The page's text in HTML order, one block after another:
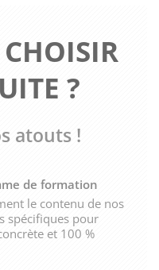
?
atouts !
de formation
le contenu de nos
spécifiques pour
et 100 %